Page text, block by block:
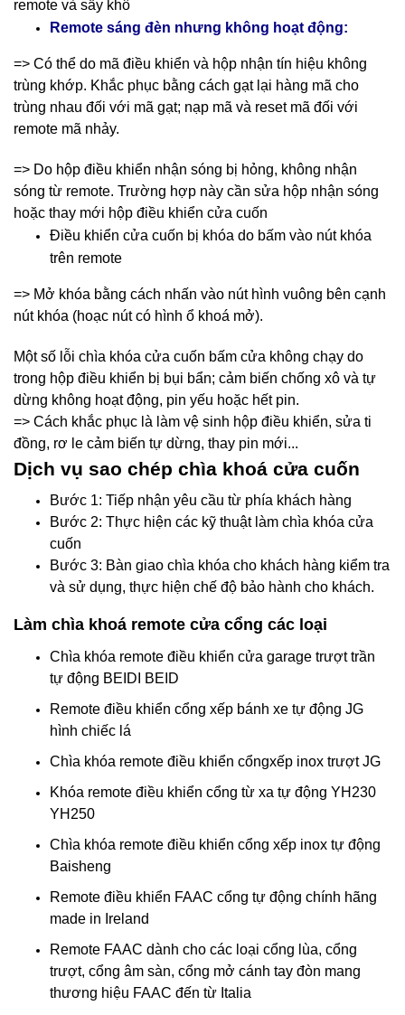
remote và sấy khô
Remote sáng đèn nhưng không hoạt động:
=> Có thể do mã điều khiển và hộp nhận tín hiệu không
trùng khớp. Khắc phục bằng cách gạt lại hàng mã cho
trùng nhau đối với mã gạt; nạp mã và reset mã đối với
remote mã nhảy.
=> Do hộp điều khiển nhận sóng bị hỏng, không nhận
sóng từ remote. Trường hợp này cần sửa hộp nhận sóng
hoặc thay mới hộp điều khiển cửa cuốn
Điều khiển cửa cuốn bị khóa do bấm vào nút khóa
trên remote
=> Mở khóa bằng cách nhấn vào nút hình vuông bên cạnh
nút khóa (hoạc nút có hình ổ khoá mở).
Một số lỗi chìa khóa cửa cuốn bấm cửa không chạy do
trong hộp điều khiển bị bụi bẩn; cảm biến chống xô và tự
dừng không hoạt động, pin yếu hoặc hết pin.
=> Cách khắc phục là làm vệ sinh hộp điều khiển, sửa ti
đồng, rơ le cảm biến tự dừng, thay pin mới...
Dịch vụ sao chép chìa khoá cửa cuốn
Bước 1: Tiếp nhận yêu cầu từ phía khách hàng
Bước 2: Thực hiện các kỹ thuật làm chìa khóa cửa
cuốn
Bước 3: Bàn giao chìa khóa cho khách hàng kiểm tra
và sử dụng, thực hiện chế độ bảo hành cho khách.
Làm chìa khoá remote cửa cổng các loại
Chìa khóa remote điều khiển cửa garage trượt trần
tự động BEIDI BEID
Remote điều khiển cổng xếp bánh xe tự động JG
hình chiếc lá
Chìa khóa remote điều khiển cổngxếp inox trượt JG
Khóa remote điều khiển cổng từ xa tự động YH230
YH250
Chìa khóa remote điều khiển cổng xếp inox tự động
Baisheng
Remote điều khiển FAAC cổng tự động chính hãng
made in Ireland
Remote FAAC dành cho các loại cổng lùa, cổng
trượt, cổng âm sàn, cổng mở cánh tay đòn mang
thương hiệu FAAC đến từ Italia